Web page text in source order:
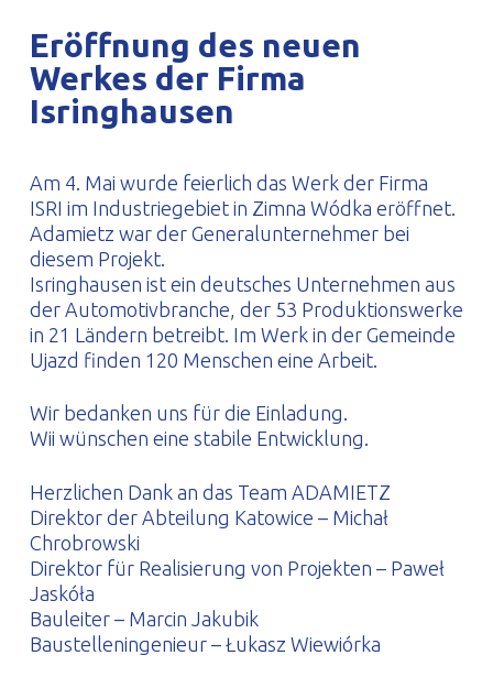
PL
Eröffnung des neuen
Werkes der Firma
Isringhausen
Am 4. Mai wurde feierlich das Werk der Firma
ISRI im Industriegebiet in Zimna Wódka eröffnet.
Adamietz war der Generalunternehmer bei
diesem Projekt.
Isringhausen ist ein deutsches Unternehmen aus
der Automotivbranche, der 53 Produktionswerke
in 21 Ländern betreibt. Im Werk in der Gemeinde
Ujazd finden 120 Menschen eine Arbeit.
Wir bedanken uns für die Einladung.
Wii wünschen eine stabile Entwicklung.
Herzlichen Dank an das Team ADAMIETZ
Direktor der Abteilung Katowice – Michał
Chrobrowski
Direktor für Realisierung von Projekten – Paweł
Jaskóła
Bauleiter – Marcin Jakubik
Baustelleningenieur – Łukasz Wiewiórka